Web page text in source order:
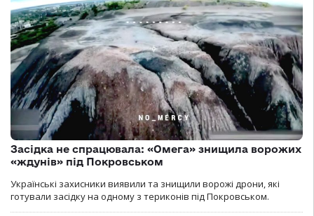
Засідка не спрацювала: «Омега» знищила ворожих
«ждунів» під Покровськом
Українські захисники виявили та знищили ворожі дрони, які
готували засідку на одному з териконів під Покровськом.